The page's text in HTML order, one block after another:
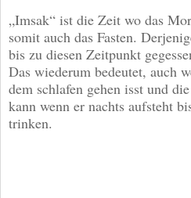
„Imsak“ ist die Zeit wo das
somit auch das Fasten.
bis zu diesen Zeitpunkt
Das wiederum bedeutet, auch
dem schlafen gehen isst und
kann wenn er nachts aufsteht
trinken.